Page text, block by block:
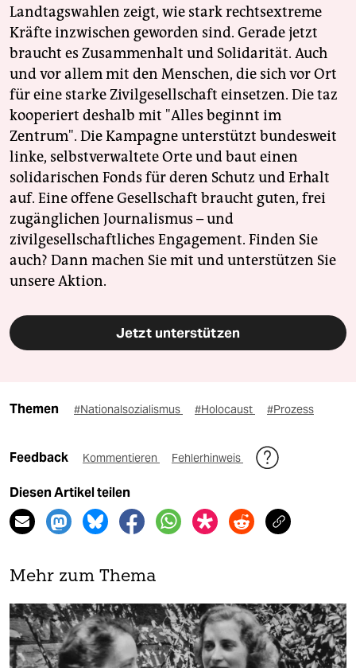
Landtagswahlen zeigt, wie stark rechtsextreme
Kräfte inzwischen geworden sind. Gerade jetzt
braucht es Zusammenhalt und Solidarität. Auch
und vor allem mit den Menschen, die sich vor Ort
für eine starke Zivilgesellschaft einsetzen. Die taz
kooperiert deshalb mit "Alles beginnt im
Zentrum". Die Kampagne unterstützt bundesweit
linke, selbstverwaltete Orte und baut einen
solidarischen Fonds für deren Schutz und Erhalt
auf. Eine offene Gesellschaft braucht guten, frei
zugänglichen Journalismus – und
zivilgesellschaftliches Engagement. Finden Sie
auch? Dann machen Sie mit und unterstützen Sie
unsere Aktion.
Jetzt unterstützen
Themen #Nationalsozialismus #Holocaust #Prozess
Feedback Kommentieren Fehlerhinweis
Diesen Artikel teilen
Mehr zum Thema